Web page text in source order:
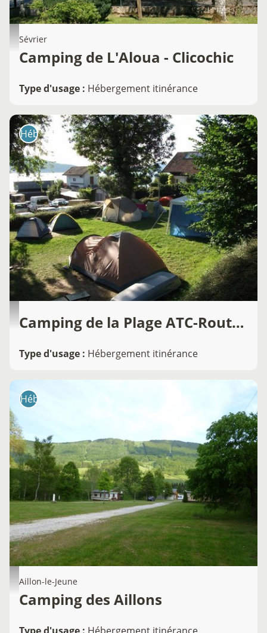
Sévrier
Camping de L'Aloua - Clicochic
Type d'usage : Hébergement itinérance
Hébergement
Camping de la Plage ATC-Routes du Monde
Type d'usage : Hébergement itinérance
Hébergement
Aillon-le-Jeune
Camping des Aillons
Type d'usage : Hébergement itinérance